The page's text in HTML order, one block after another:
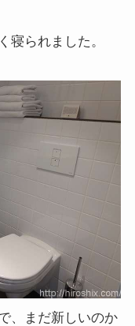
寝られました。
、まだ新しいのか